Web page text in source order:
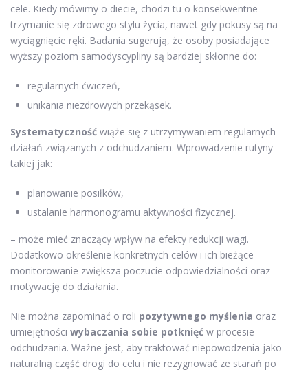
cele. Kiedy mówimy o diecie, chodzi tu o konsekwentne
trzymanie się zdrowego stylu życia, nawet gdy pokusy są na
wyciągnięcie ręki. Badania sugerują, że osoby posiadające
wyższy poziom samodyscypliny są bardziej skłonne do:
regularnych ćwiczeń,
unikania niezdrowych przekąsek.
Systematyczność wiąże się z utrzymywaniem regularnych
działań związanych z odchudzaniem. Wprowadzenie rutyny –
takiej jak:
planowanie posiłków,
ustalanie harmonogramu aktywności fizycznej.
– może mieć znaczący wpływ na efekty redukcji wagi.
Dodatkowo określenie konkretnych celów i ich bieżące
monitorowanie zwiększa poczucie odpowiedzialności oraz
motywację do działania.
Nie można zapominać o roli pozytywnego myślenia oraz
umiejętności wybaczania sobie potknięć w procesie
odchudzania. Ważne jest, aby traktować niepowodzenia jako
naturalną część drogi do celu i nie rezygnować ze starań po